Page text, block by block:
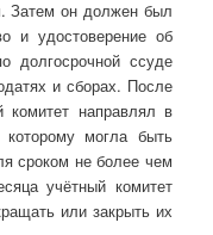
Затем он должен был
и удостоверение об
долгосрочной ссуде
и сборах. После
комитет направлял в
которому могла быть
сроком не более чем
учётный комитет
или закрыть их